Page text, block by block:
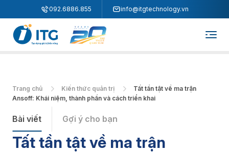
092.6886.855 info@itgtechnology.vn
Trang chủ Kiến thức quản trị
Tất tần tật về ma trận
Ansoff: Khái niệm, thành phần và cách triển khai
Bài viết Gợi ý cho bạn
Tất tần tật về ma trận